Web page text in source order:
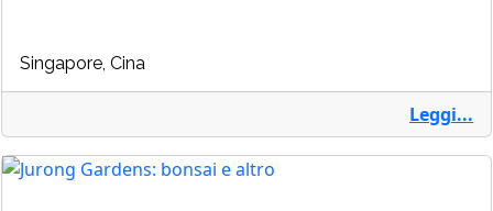
Singapore, Cina
Leggi...